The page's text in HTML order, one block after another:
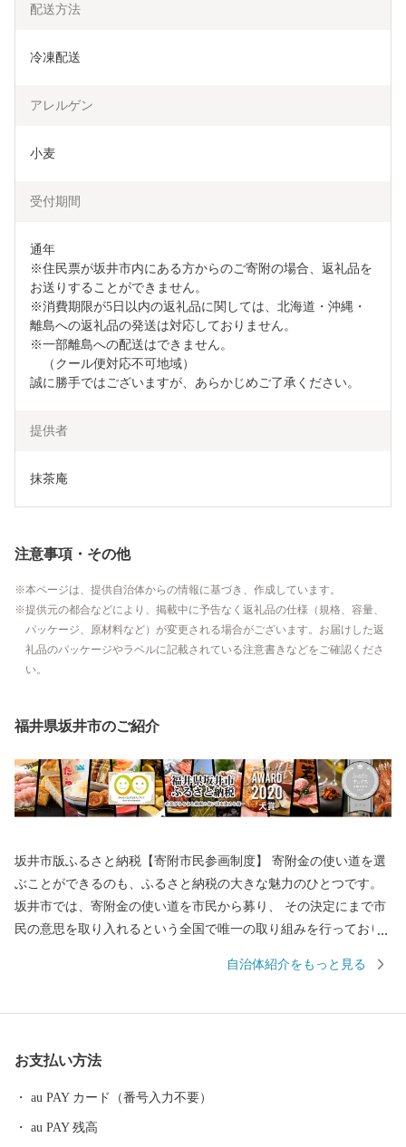
配送方法
冷凍配送
アレルゲン
小麦
受付期間
通年
※住民票が坂井市内にある方からのご寄附の場合、返礼品を
お送りすることができません。
※消費期限が5日以内の返礼品に関しては、北海道・沖縄・
離島への返礼品の発送は対応しておりません。
※一部離島への配送はできません。
（クール便対応不可地域）
誠に勝手ではございますが、あらかじめご了承ください。
提供者
抹茶庵
注意事項・その他
本ページは、提供自治体からの情報に基づき、作成しています。
提供元の都合などにより、掲載中に予告なく返礼品の仕様（規格、容量、
パッケージ、原材料など）が変更される場合がございます。お届けした返
礼品のパッケージやラベルに記載されている注意書きなどをご確認くださ
い。
福井県坂井市のご紹介
坂井市版ふるさと納税【寄附市民参画制度】 寄附金の使い道を選
ぶことができるのも、ふるさと納税の大きな魅力のひとつです。
坂井市では、寄附金の使い道を市民から募り、 その決定にまで市
民の意思を取り入れるという全国で唯一の取り組みを行っており
ふるさと”です！(同市丸岡町はコシヒカリ開発者 石墨博士の故郷
織による織マークは国内シェアの80％を占めております。 また、
自治体紹介をもっと見る
お支払い方法
au PAY カード（番号入力不要）
au PAY 残高